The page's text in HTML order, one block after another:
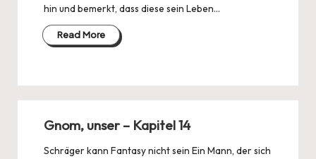
hin und bemerkt, dass diese sein Leben…
Read More
Gnom, unser – Kapitel 14
Schräger kann Fantasy nicht sein Ein Mann, der sich